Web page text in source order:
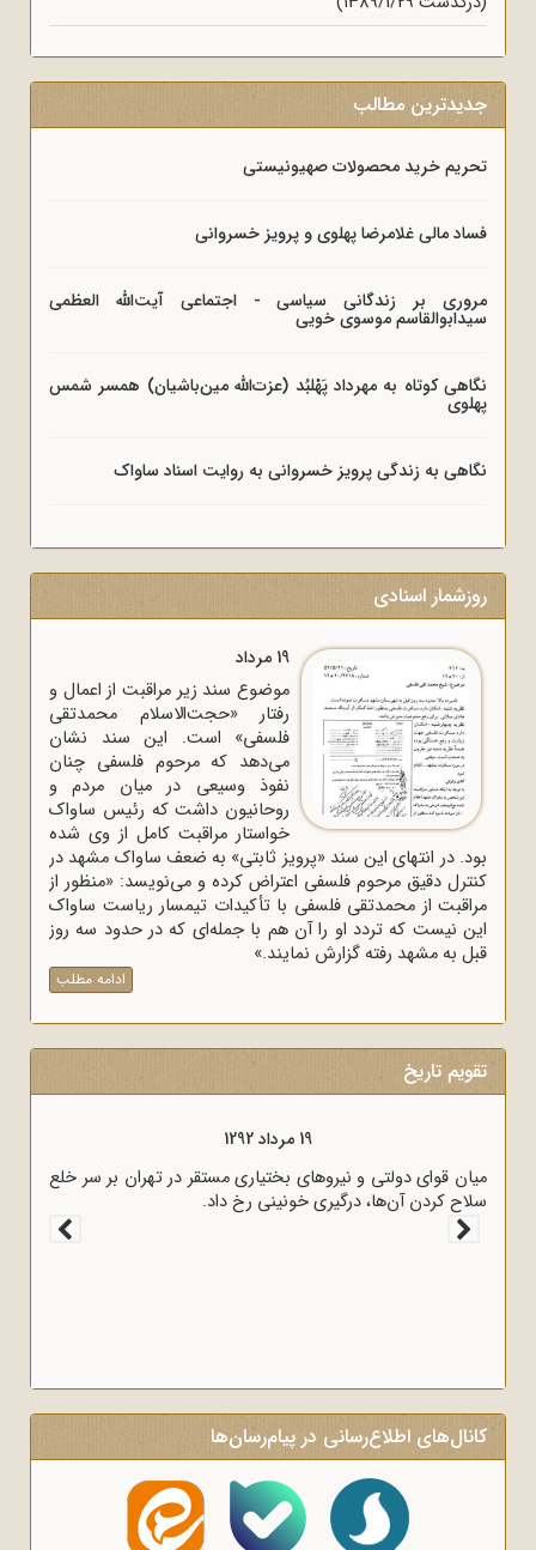
جدیدترین مطالب
تحریم خرید محصولات صهیونیستی
فساد مالی غلامرضا پهلوی و پرویز خسروانی
مروری بر زندگانی سیاسی - اجتماعی آیت‌الله العظمی
سیدابوالقاسم موسوی خویی
نگاهی کوتاه به مهرداد پَهْلبُد (عزت‌الله مین‌باشیان) همسر شمس
پهلوی
نگاهی به زندگی پرویز خسروانی به روایت اسناد ساواک
روزشمار اسنادی
19 مرداد
موضوع سند زیر مراقبت از اعمال و
رفتار «حجت‌الاسلام محمدتقی
فلسفی» است. این سند نشان
می‌دهد که مرحوم فلسفی چنان
نفوذ وسیعی در میان مردم و
روحانیون داشت که رئیس ساواک
خواستار مراقبت کامل از وی شده
بود. در انتهای این سند «پرویز ثابتی» به ضعف ساواک مشهد در
کنترل دقیق مرحوم فلسفی اعتراض کرده و می‌نویسد: «منظور از
مراقبت از محمدتقی فلسفی با تأکیدات تیمسار ریاست ساواک
این نیست که تردد او را آن هم با جمله‌ای که در حدود سه روز
قبل به مشهد رفته گزارش نمایند.»
ادامه مطلب
تقویم تاریخ
19 مرداد 1292
میان قوای دولتی و نیروهای بختیاری مستقر در تهران بر سر خلع
سلاح کردن آن‌ها، درگیری خونینی رخ داد.
کانال‌های اطلاع‌رسانی در پیام‌رسان‌ها